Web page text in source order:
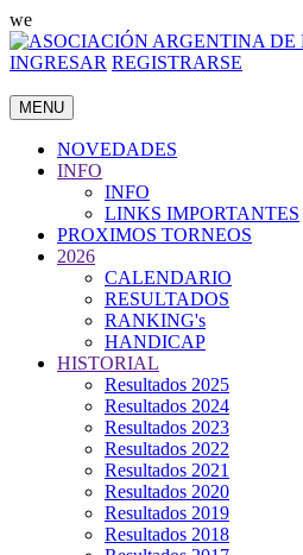
we
INGRESAR REGISTRARSE
MENU
NOVEDADES
INFO
INFO
LINKS IMPORTANTES
PROXIMOS TORNEOS
2026
CALENDARIO
RESULTADOS
RANKING's
HANDICAP
HISTORIAL
Resultados 2025
Resultados 2024
Resultados 2023
Resultados 2022
Resultados 2021
Resultados 2020
Resultados 2019
Resultados 2018